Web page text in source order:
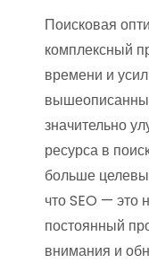
Поисковая
комплексный
времени и
значительно
ресурса в
больше
что SEO — это
постоянный
внимания и